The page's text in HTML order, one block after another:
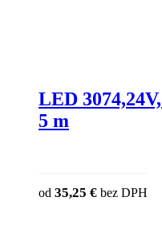
LED
5 m
od 35,25 € bez DPH